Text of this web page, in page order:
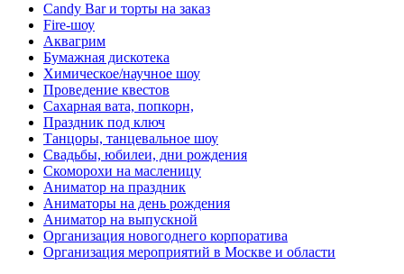
Candy Bar и торты на заказ
Fire-шоу
Аквагрим
Бумажная дискотека
Химическое/научное шоу
Проведение квестов
Сахарная вата, попкорн,
Праздник под ключ
Танцоры, танцевальное шоу
Свадьбы, юбилеи, дни рождения
Скоморохи на масленицу
Аниматор на праздник
Аниматоры на день рождения
Аниматор на выпускной
Организация новогоднего корпоратива
Организация мероприятий в Москве и области